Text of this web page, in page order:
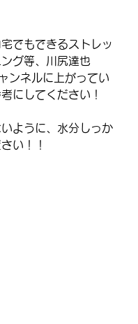
でもできるストレッ
グ等、川尻達也
ンネルに上がってい
にしてください！
ように、水分しっか
い！！